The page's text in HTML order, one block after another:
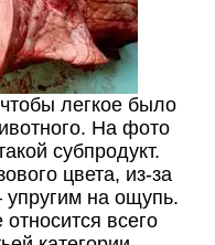
легкое было
На фото
субпродукт.
цвета, из-за
на ощупь.
всего